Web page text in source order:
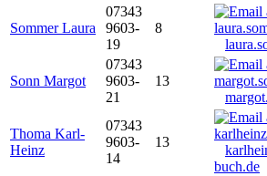
Sommer Laura
07343
9603-
19
8
Sonn Margot
07343
9603-
21
13
Thoma Karl-
Heinz
07343
9603-
14
13
buch.de